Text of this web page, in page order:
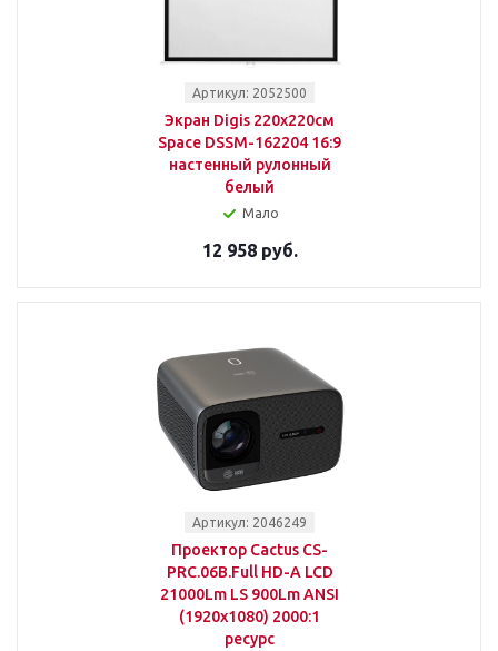
Артикул: 2052500
Экран Digis 220x220см
Space DSSM-162204 16:9
настенный рулонный
белый
Мало
12 958 руб.
Артикул: 2046249
Проектор Cactus CS-
PRC.06B.Full HD-A LCD
21000Lm LS 900Lm ANSI
(1920x1080) 2000:1
ресурс